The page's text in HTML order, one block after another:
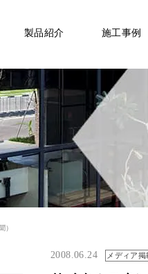
製品紹介 施工事例
）
2008.06.24 メディア掲